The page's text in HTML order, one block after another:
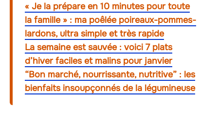
« Je la prépare en 10 minutes pour toute
la famille » : ma poêlée poireaux-pommes-
lardons, ultra simple et très rapide
La semaine est sauvée : voici 7 plats
d’hiver faciles et malins pour janvier
“Bon marché, nourrissante, nutritive” : les
bienfaits insoupçonnés de la légumineuse